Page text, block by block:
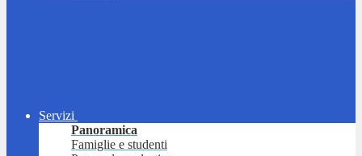
Servizi
Panoramica
Famiglie e studenti